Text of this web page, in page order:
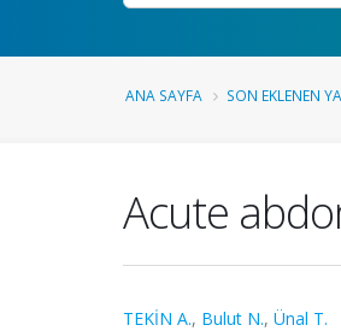
ANA SAYFA SON EKLENEN
Acute
TEKİN A., Bulut N., Ünal T.